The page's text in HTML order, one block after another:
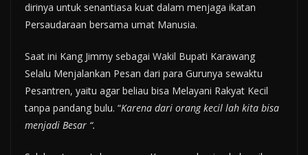
dirinya untuk senantiasa kuat dalam menjaga ikatan
Persaudaraan bersama umat Manusia.
Saat ini Kang Jimmy sebagai Wakil Bupati Karawang
Selalu Menjalankan Pesan dari para Gurunya sewaktu
Pesantren, yaitu agar beliau bisa Melayani Rakyat Kecil
tanpa pandang bulu. “Karena dari orang kecil lah kita bisa
menjadi Besar “.